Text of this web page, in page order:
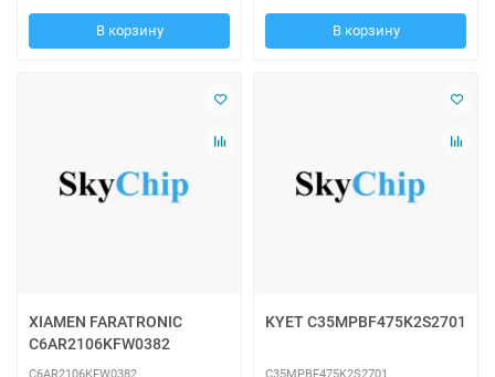
В корзину В корзину
XIAMEN FARATRONIC
C6AR2106KFW0382
KYET C35MPBF475K2S2701